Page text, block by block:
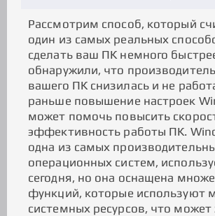
Рассмотрим способ, который
один из самых реальных
сделать ваш ПК немного
обнаружили, что
вашего ПК снизилась и не
раньше повышение настроек
может помочь повысить
эффективность работы ПК.
одна из самых
операционных систем,
сегодня, но она оснащена
функций, которые используют
системных ресурсов, что